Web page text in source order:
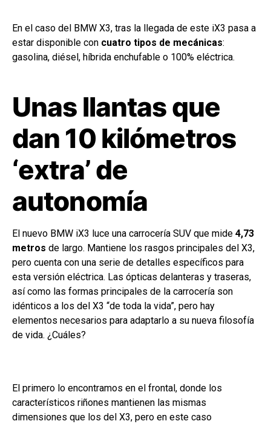
En el caso del BMW X3, tras la llegada de este iX3 pasa a
estar disponible con cuatro tipos de mecánicas:
gasolina, diésel, híbrida enchufable o 100% eléctrica.
Unas llantas que
dan 10 kilómetros
‘extra’ de
autonomía
El nuevo BMW iX3 luce una carrocería SUV que mide 4,73
metros de largo. Mantiene los rasgos principales del X3,
pero cuenta con una serie de detalles específicos para
esta versión eléctrica. Las ópticas delanteras y traseras,
así como las formas principales de la carrocería son
idénticos a los del X3 “de toda la vida”, pero hay
elementos necesarios para adaptarlo a su nueva filosofía
de vida. ¿Cuáles?
El primero lo encontramos en el frontal, donde los
característicos riñones mantienen las mismas
dimensiones que los del X3, pero en este caso